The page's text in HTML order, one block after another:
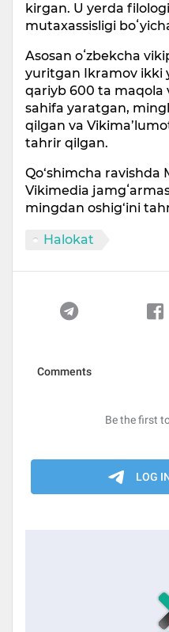
kirgan. U yerda
mutaxassisligi
Asosan oʻzbekcha
yuritgan Ikramov ikki
qariyb 600 ta maqola
sahifa yaratgan,
qilgan va
tahrir qilgan.
Qo‘shimcha
Vikimedia
mingdan oshig‘ini
Halokat